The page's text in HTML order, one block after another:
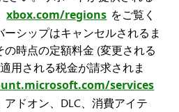
xbox.com/regions をご覧く
シップはキャンセルされるま
時点の定額料金 (変更される
用される税金が請求されま
services
ドオン、DLC、消費アイテ